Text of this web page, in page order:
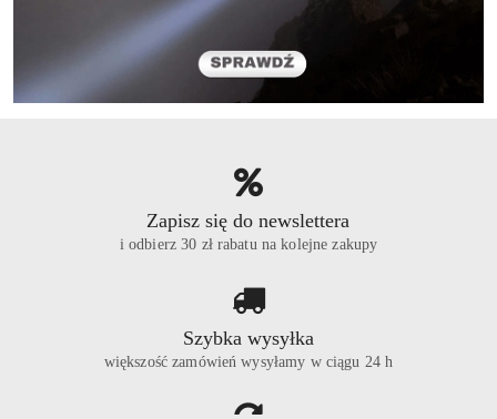
Zapisz się do newslettera
i odbierz 30 zł rabatu na kolejne zakupy
Szybka wysyłka
większość zamówień wysyłamy w ciągu 24 h